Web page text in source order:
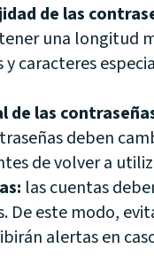
de las
una longitud
caracteres
de las
deben
de volver a
las cuentas
De este modo,
alertas en